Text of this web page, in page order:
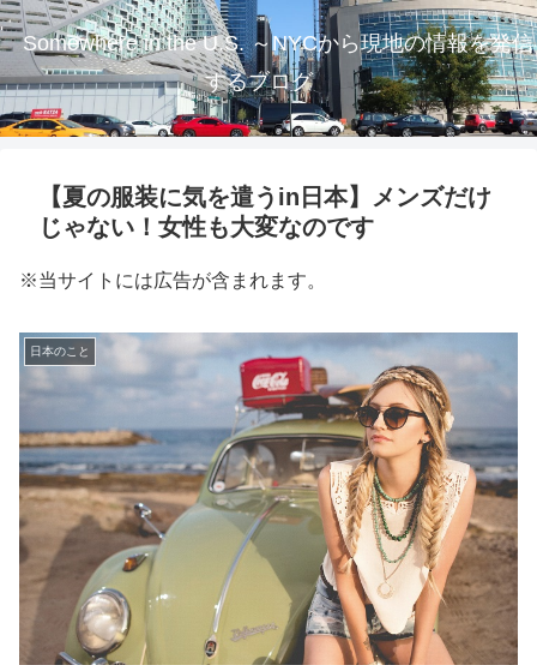
Somewhere in the U.S. ～NYCから現地の情報を発信
するブログ
【夏の服装に気を遣うin日本】メンズだけ
じゃない！女性も大変なのです
※当サイトには広告が含まれます。
日本のこと